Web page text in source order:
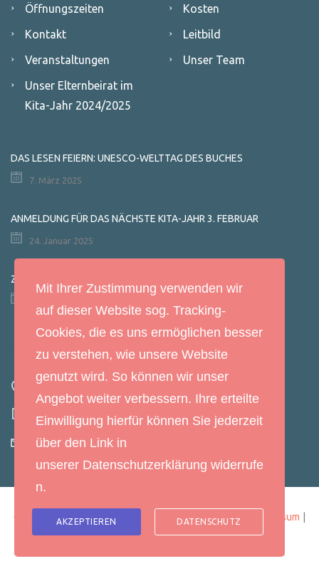
Öffnungszeiten
Kosten
Kontakt
Leitbild
Veranstaltungen
Unser Team
Unser Elternbeirat im
Kita-Jahr 2024/2025
DAS LESEN FEIERN: UNESCO-WELTTAG DES BUCHES
7. März 2025
ANMELDUNG FÜR DAS NÄCHSTE KITA-JAHR 3. FEBRUAR
24. Januar 2025
ZEITUNGSARTIKEL: „DAS KLEINE GESPENST“
Kontakt
Hauptstr. 78, 94563 Otzing
09931/1501
kita.otzing@bistum-regensburg.de
Copyright © Kindertagesstätte Herz-Mariä Otzing | Impressum
Datenschutz
Mit Ihrer Zustimmung verwenden wir
auf dieser Website sog. Tracking-
Cookies, die es uns ermöglichen besser
zu verstehen, wie unsere Website
genutzt wird. So können wir unser
Angebot weiter verbessern. Ihre erteilte
Einwilligung hierfür können Sie jederzeit
über den Link in
unserer Datenschutzerklärung widerrufe
n.
AKZEPTIEREN DATENSCHUTZ